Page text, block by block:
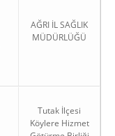
AĞRI İL SAĞLIK
MÜDÜRLÜĞÜ
Tutak İlçesi
Köylere Hizmet